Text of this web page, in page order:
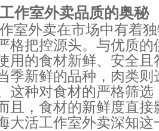
作室外卖品质的奥秘
作室外卖在市场中有着
格把控源头。与优质
用的食材新鲜、安全
季新鲜的品种，肉类
这种对食材的严格筛
且，食材的新鲜度直
大活工作室外卖深知